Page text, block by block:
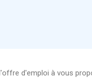
d'emploi à vous